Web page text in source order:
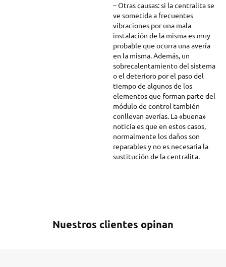
– Otras causas: si la centralita se
ve sometida a frecuentes
vibraciones por una mala
instalación de la misma es muy
probable que ocurra una avería
en la misma. Además, un
sobrecalentamiento del sistema
o el deterioro por el paso del
tiempo de algunos de los
elementos que forman parte del
módulo de control también
conllevan averías. La «buena»
noticia es que en estos casos,
normalmente los daños son
reparables y no es necesaria la
sustitución de la centralita.
Nuestros clientes opinan